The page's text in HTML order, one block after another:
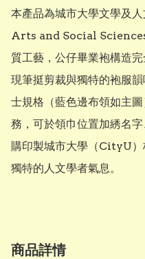
本產品為城市大學文學及
Arts and Social
質工藝，公仔畢業袍構造
現筆挺剪裁與獨特的袍服
士規格（藍色邊布領如主
務，可於領巾位置加綉名
購印製城市大學（CityU）
獨特的人文學者氣息。
商品詳情